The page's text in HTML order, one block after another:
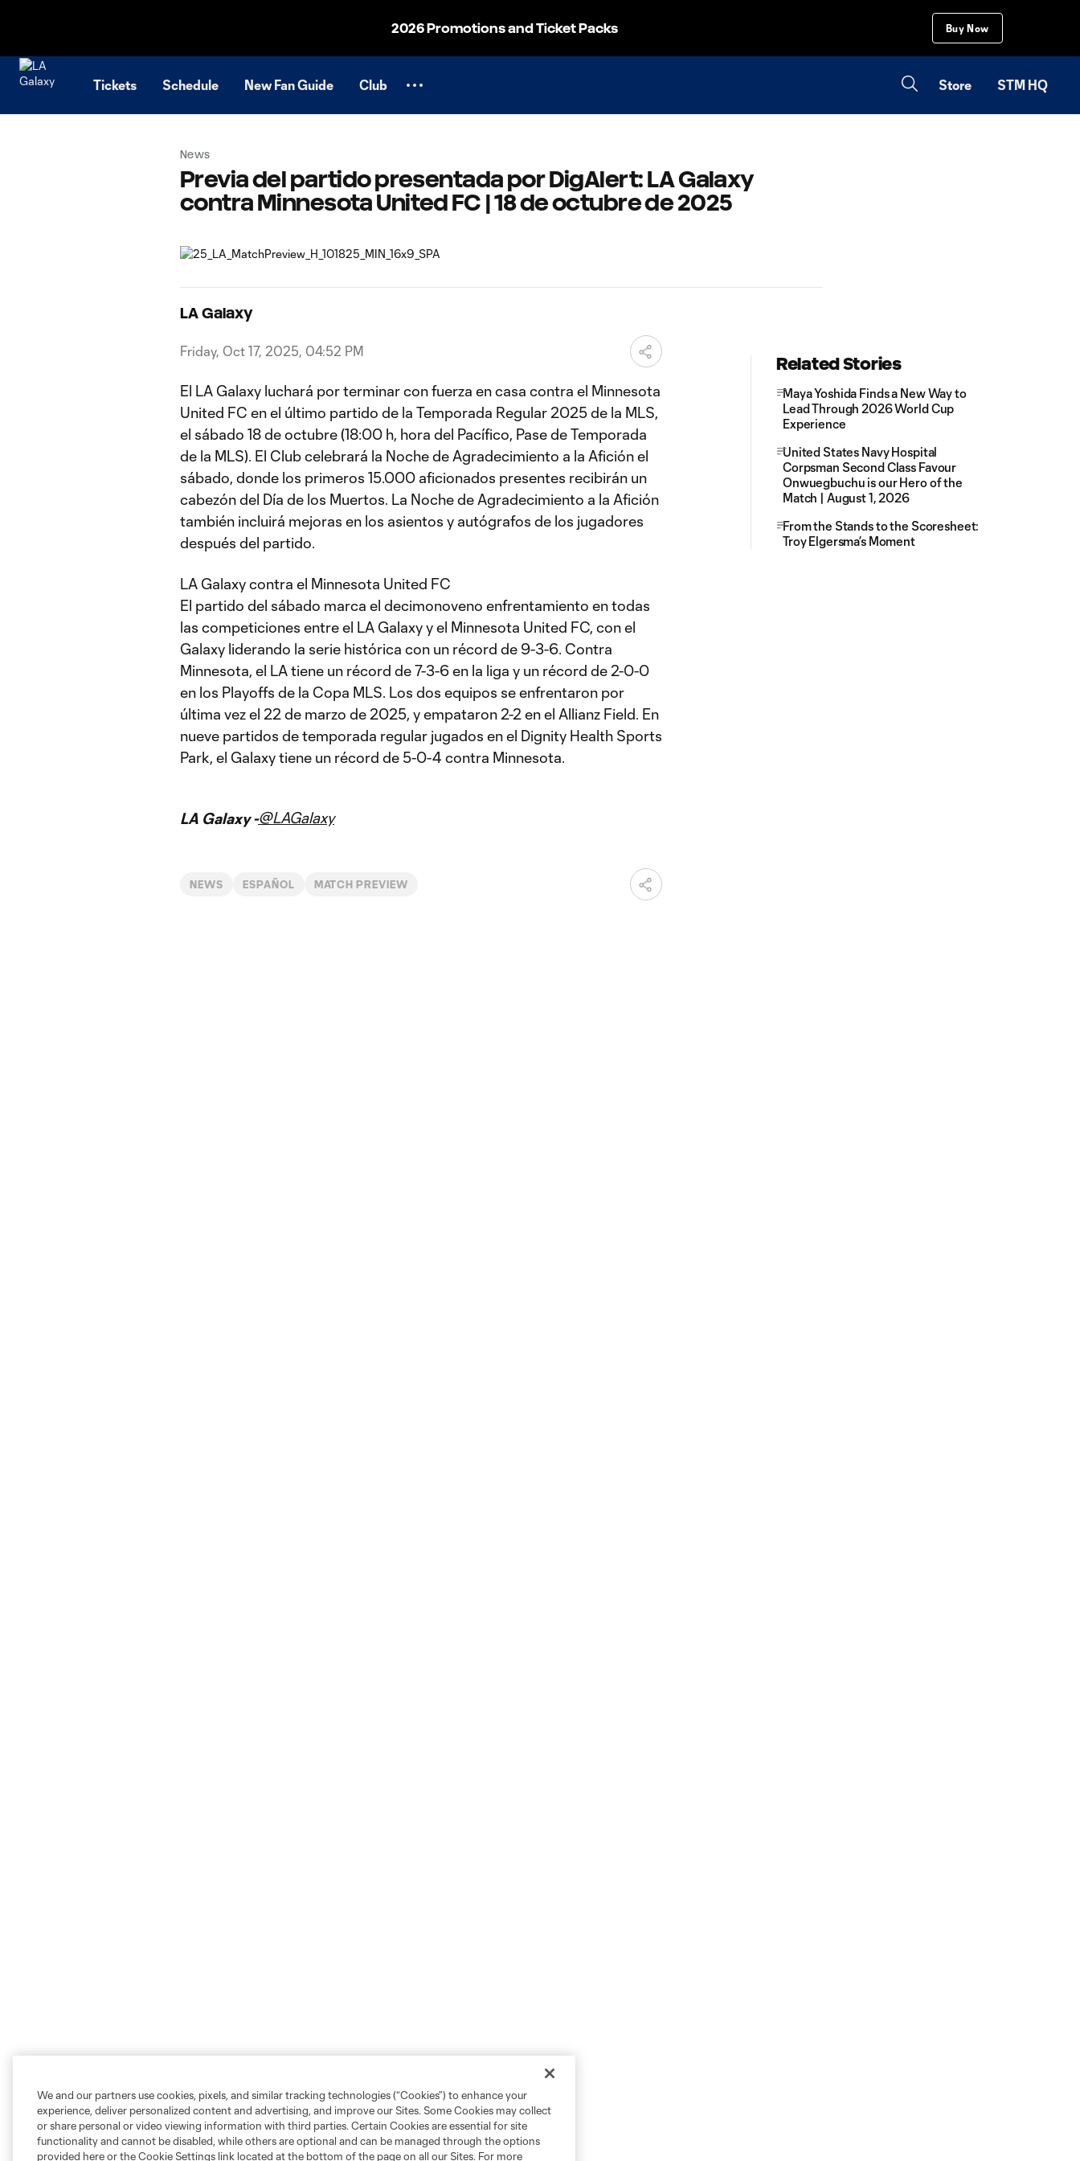
2026 Promotions and Ticket Packs Buy Now
Tickets Schedule New Fan Guide Club Store STM HQ
News
Previa del partido presentada por DigAlert: LA Galaxy
contra Minnesota United FC | 18 de octubre de 2025
LA Galaxy
Friday, Oct 17, 2025, 04:52 PM
El LA Galaxy luchará por terminar con fuerza en casa contra el Minnesota
United FC en el último partido de la Temporada Regular 2025 de la MLS,
el sábado 18 de octubre (18:00 h, hora del Pacífico, Pase de Temporada
de la MLS). El Club celebrará la Noche de Agradecimiento a la Afición el
sábado, donde los primeros 15.000 aficionados presentes recibirán un
cabezón del Día de los Muertos. La Noche de Agradecimiento a la Afición
también incluirá mejoras en los asientos y autógrafos de los jugadores
después del partido.
LA Galaxy contra el Minnesota United FC
El partido del sábado marca el decimonoveno enfrentamiento en todas
las competiciones entre el LA Galaxy y el Minnesota United FC, con el
Galaxy liderando la serie histórica con un récord de 9-3-6. Contra
Minnesota, el LA tiene un récord de 7-3-6 en la liga y un récord de 2-0-0
en los Playoffs de la Copa MLS. Los dos equipos se enfrentaron por
última vez el 22 de marzo de 2025, y empataron 2-2 en el Allianz Field. En
nueve partidos de temporada regular jugados en el Dignity Health Sports
Park, el Galaxy tiene un récord de 5-0-4 contra Minnesota.
LA Galaxy -@LAGalaxy
NEWS ESPAÑOL MATCH PREVIEW
Related Stories
Maya Yoshida Finds a New Way to
Lead Through 2026 World Cup
Experience
United States Navy Hospital
Corpsman Second Class Favour
Onwuegbuchu is our Hero of the
Match | August 1, 2026
From the Stands to the Scoresheet:
Troy Elgersma’s Moment
We and our partners use cookies, pixels, and similar tracking technologies (“Cookies”) to enhance your
experience, deliver personalized content and advertising, and improve our Sites. Some Cookies may collect
or share personal or video viewing information with third parties. Certain Cookies are essential for site
functionality and cannot be disabled, while others are optional and can be managed through the options
provided here or the Cookie Settings link located at the bottom of the page on all our Sites. For more